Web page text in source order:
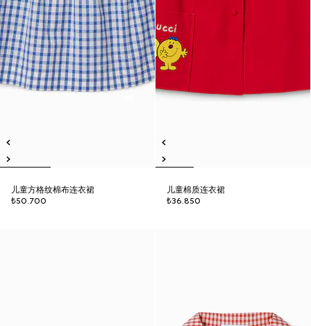
儿童方格纹棉布连衣裙
₺50.700
儿童棉质连衣裙
₺36.850